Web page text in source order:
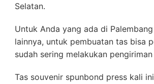
Selatan.
Untuk Anda yang ada di
lainnya, untuk pembuatan tas bisa
sudah sering melakukan
Tas souvenir spunbond press kali